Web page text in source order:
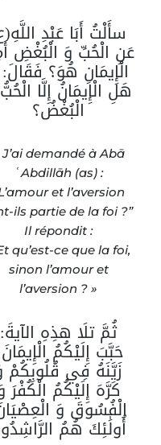
سأَلْتُ أَبَا عَبْدِ
عَنِ الْحُبِّ وَ الْبُغْضِ
الْإِیمَانِ هُوَ؟
هَلِ الْإِیمَانُ إِلَّا
الْبُغْضُ؟
J’ai demandé à Abā
ʿAbdillāh (as) :
et l’aversion
ils partie de la foi ?”
Il répondit :
qu’est-ce que la foi,
sinon l’amour et
l’aversion ? »
ثُمَّ تلَا هذِهِ الآیةَ:
حَبَّبَ إِلَيْكُمُ
زَيَّنَهُ فِي قُلُوبِكُمْ
كَرَّهَ إِلَيْكُمُ الْكُفْرَ
الْفُسُوقَ وَ
أُولَٰئِكَ هُمُ